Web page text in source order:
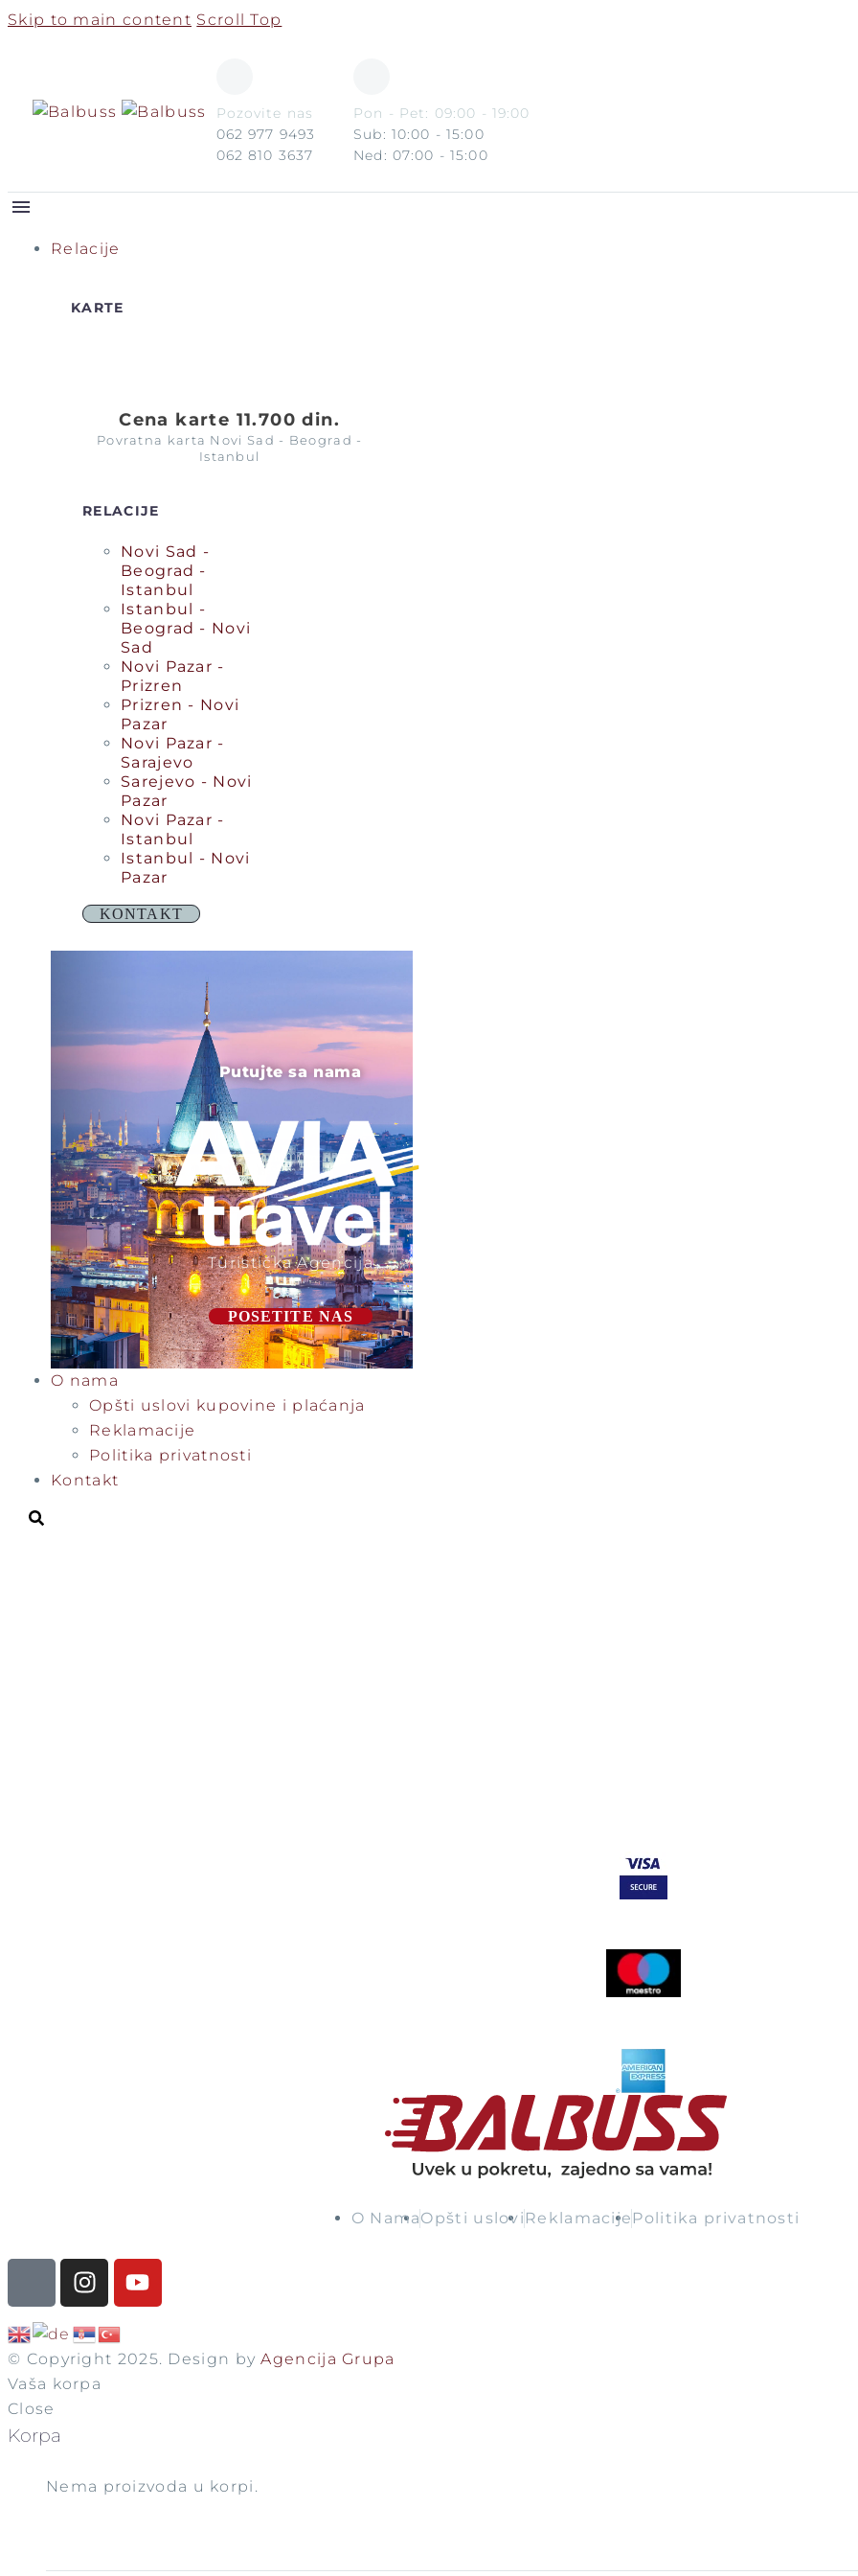
Skip to main content Scroll Top
Pozovite nas
062 977 9493
062 810 3637
Pon - Pet: 09:00 - 19:00
Sub: 10:00 - 15:00
Ned: 07:00 - 15:00
Relacije
KARTE
Cena karte 11.700 din.
Povratna karta Novi Sad - Beograd -
Istanbul
RELACIJE
Novi Sad -
Beograd -
Istanbul
Istanbul -
Beograd - Novi
Sad
Novi Pazar -
Prizren
Prizren - Novi
Pazar
Novi Pazar -
Sarajevo
Sarejevo - Novi
Pazar
Novi Pazar -
Istanbul
Istanbul - Novi
Pazar
KONTAKT
Putujte sa nama
Turistička Agencija
POSETITE NAS
O nama
Opšti uslovi kupovine i plaćanja
Reklamacije
Politika privatnosti
Kontakt
O NamaOpšti uslovi Reklamacije Politika privatnosti
© Copyright 2025. Design byAgencija Grupa
Vaša korpa
Close
Korpa
Nema proizvoda u korpi.